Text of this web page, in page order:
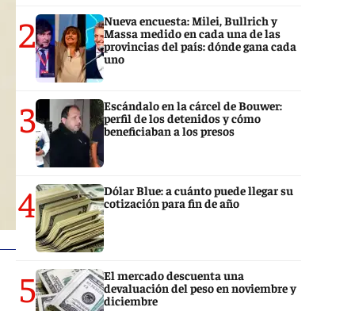
2
Nueva encuesta: Milei, Bullrich y
Massa medido en cada una de las
provincias del país: dónde gana cada
uno
3
Escándalo en la cárcel de Bouwer:
perfil de los detenidos y cómo
beneficiaban a los presos
4
Dólar Blue: a cuánto puede llegar su
cotización para fin de año
5
El mercado descuenta una
devaluación del peso en noviembre y
diciembre